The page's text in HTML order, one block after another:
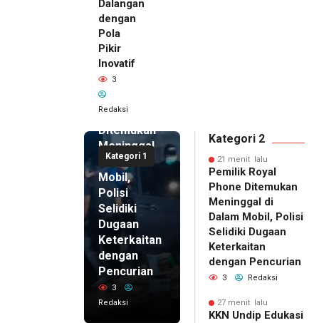
Dalangan
dengan
Pola
Pikir
Inovatif
3
Redaksi
Kategori 1
21 menit
Pemilik
Royal
Phone
Ditemukan
Meninggal
di Dalam
Mobil,
Polisi
Selidiki
Dugaan
Keterkaitan
dengan
Pencurian
3
Redaksi
Kategori 2
21 menit lalu
Pemilik Royal
Phone Ditemukan
Meninggal di
Dalam Mobil, Polisi
Selidiki Dugaan
Keterkaitan
dengan Pencurian
3 Redaksi
27 menit lalu
KKN Undip Edukasi